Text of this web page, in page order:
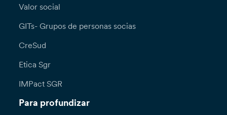
Valor social
GITs- Grupos de personas socias
CreSud
Etica Sgr
IMPact SGR
Para profundizar